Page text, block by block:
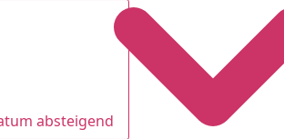
absteigend